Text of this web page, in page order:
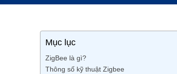
Mục lục
ZigBee là gì?
Thông số kỹ thuật Zigbee